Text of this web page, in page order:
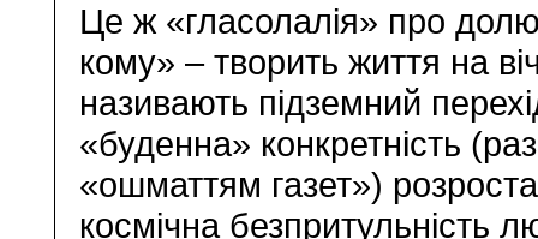
Це ж «гласолалія» про
кому» – творить життя на
називають підземний
«буденна» конкретність
«ошматтям газет»)
космічна безпритульність